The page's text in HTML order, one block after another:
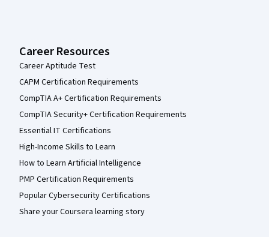
Career Resources
Career Aptitude Test
CAPM Certification Requirements
CompTIA A+ Certification Requirements
CompTIA Security+ Certification Requirements
Essential IT Certifications
High-Income Skills to Learn
How to Learn Artificial Intelligence
PMP Certification Requirements
Popular Cybersecurity Certifications
Share your Coursera learning story